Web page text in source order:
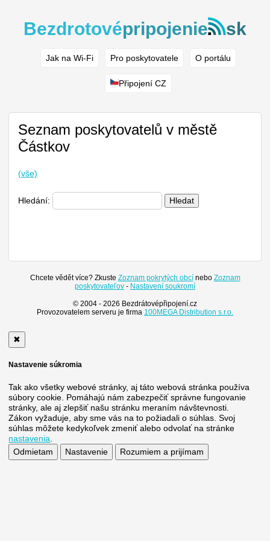
Bezdrotovépripojenie sk
Jak na Wi-Fi Pro poskytovatele O portálu
Připojení CZ
Seznam poskytovatelů v městě
Částkov
(vše)
Hledání: Hledat
Chcete vědět více? Zkuste Zoznam pokrytých obcínebo Zoznam
poskytovateľov - Nastavení soukromí
© 2004 - 2026 Bezdrátovépřipojení.cz
Provozovatelem serveru je firma 100MEGA Distribution s.r.o.
✖
Nastavenie súkromia
Tak ako všetky webové stránky, aj táto webová stránka používa
súbory cookie. Pomáhajú nám zabezpečiť správne fungovanie
stránky, ale aj zlepšiť našu stránku meraním návštevnosti.
Zákon vyžaduje, aby sme vás na to požiadali o súhlas. Svoj
súhlas môžete kedykoľvek zmeniť alebo odvolať na stránke
nastavenia
Odmietam
Nastavenie Rozumiem a prijímam